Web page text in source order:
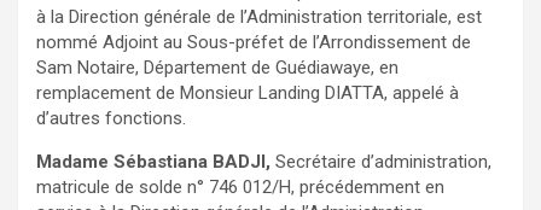
à la Direction générale de l’Administration territoriale, est
nommé Adjoint au Sous-préfet de l’Arrondissement de
Sam Notaire, Département de Guédiawaye, en
remplacement de Monsieur Landing DIATTA, appelé à
d’autres fonctions.
Madame Sébastiana BADJI, Secrétaire d’administration,
matricule de solde n° 746 012/H, précédemment en